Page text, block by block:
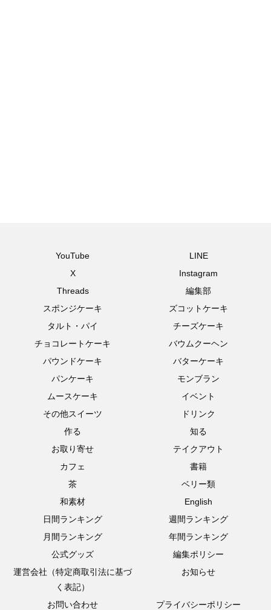
YouTube
LINE
X
Instagram
Threads
編集部
スポンジケーキ
ズコットケーキ
タルト・パイ
チーズケーキ
チョコレートケーキ
バウムクーヘン
パウンドケーキ
バターケーキ
パンケーキ
モンブラン
ムースケーキ
イベント
その他スイーツ
ドリンク
作る
知る
お取り寄せ
テイクアウト
カフェ
書籍
茶
ベリー類
和素材
English
日間ランキング
週間ランキング
月間ランキング
年間ランキング
公式グッズ
編集ポリシー
運営会社（特定商取引法に基づ
く表記）
お知らせ
お問い合わせ プライバシーポリシー